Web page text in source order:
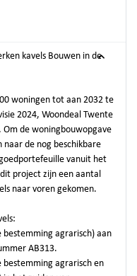
kavels Bouwen in de
woningen tot aan 2032 te
2024, Woondeal Twente
Om de woningbouwopgave
naar de nog beschikbare
vanuit het
project zijn een aantal
naar voren gekomen.
agrarisch) aan
AB313.
agrarisch en